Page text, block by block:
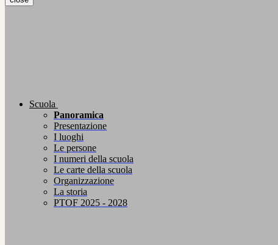
Scuola
Panoramica
Presentazione
I luoghi
Le persone
I numeri della scuola
Le carte della scuola
Organizzazione
La storia
PTOF 2025 - 2028